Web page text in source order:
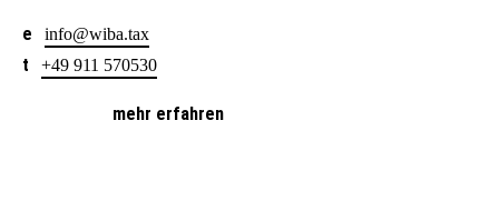
info@wiba.tax
+49 911 570530
mehr erfahren